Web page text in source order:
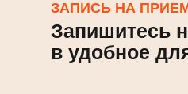
Запишитесь
в удобное
ЗАПИСЬ НА